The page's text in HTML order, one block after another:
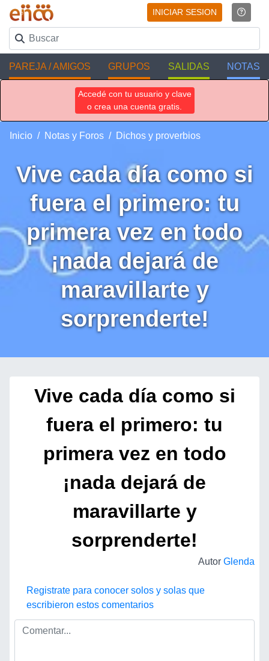
INICIAR SESION
PAREJA / AMIGOS GRUPOS SALIDAS NOTAS
Accedé con tu usuario y clave
o crea una cuenta gratis.
Inicio Notas y Foros Dichos y proverbios
Vive cada día como si
fuera el primero: tu
primera vez en todo
¡nada dejará de
maravillarte y
sorprenderte!
Vive cada día como si
fuera el primero: tu
primera vez en todo
¡nada dejará de
maravillarte y
sorprenderte!
Autor Glenda
Registrate para conocer solos y solas que
escribieron estos comentarios